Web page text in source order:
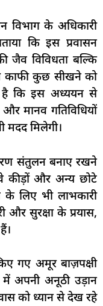
विभाग के अधिकारी
कि इस प्रवासन
जैव विविधता बल्कि
काफी कुछ सीखने को
है कि इस अध्ययन से
मानव गतिविधियों
मिलेगी।
संतुलन बनाए रखने
कीड़ों और अन्य छोटे
के लिए भी लाभकारी
और सुरक्षा के प्रयास,
गए अमूर बाज़पक्षी
अपनी अनूठी उड़ान
को ध्यान से देख रहे